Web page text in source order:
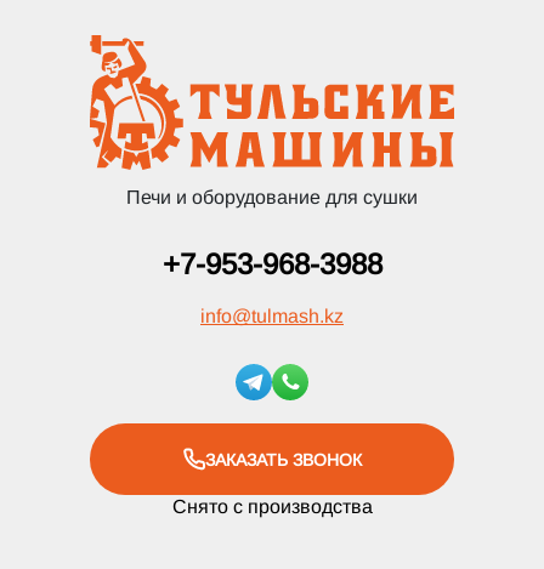
Печи и оборудование для сушки
+7-953-968-3988
info@tulmash.kz
ЗАКАЗАТЬ ЗВОНОК
Снято с производства